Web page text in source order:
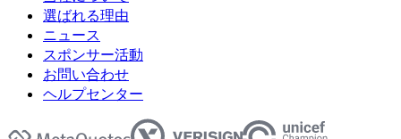
選ばれる理由
ニュース
スポンサー活動
お問い合わせ
ヘルプセンター